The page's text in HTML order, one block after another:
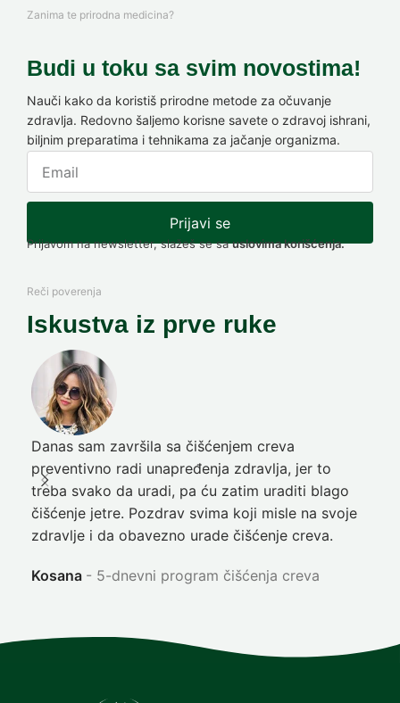
Zanima te prirodna medicina?
Budi u toku sa svim novostima!
Nauči kako da koristiš prirodne metode za očuvanje
zdravlja. Redovno šaljemo korisne savete o zdravoj ishrani,
biljnim preparatima i tehnikama za jačanje organizma.
Prijavi se
Prijavom na newsletter, slažeš se sauslovima korišćenja.
Reči poverenja
Iskustva iz prve ruke
Danas sam završila sa čišćenjem creva
preventivno radi unapređenja zdravlja, jer to
treba svako da uradi, pa ću zatim uraditi blago
čišćenje jetre. Pozdrav svima koji misle na svoje
zdravlje i da obavezno urade čišćenje creva.
Kosana 5-dnevni program čišćenja creva